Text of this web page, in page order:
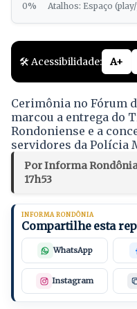
0% Atalhos: Espaço
🛠️ Acessibilidade: A+
Cerimônia no Fórum
marcou a entrega do
Rondoniense e a
servidores da Polícia
Por Informa
17h53
INFORMA RONDÔNIA
Compartilhe esta
WhatsApp
Instagram